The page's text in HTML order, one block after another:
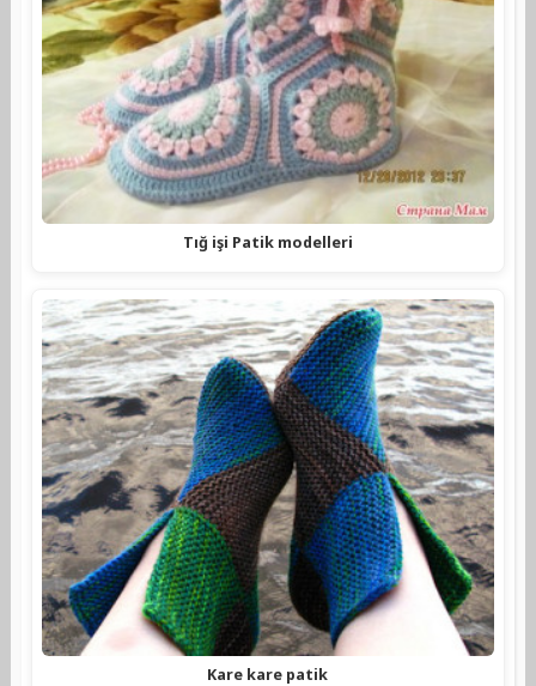
Tığ işi Patik modelleri
Kare kare patik